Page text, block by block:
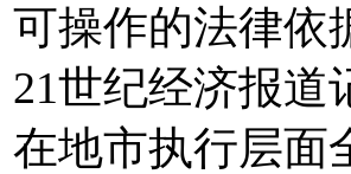
可操作的法律依
21世纪经济报道
在地市执行层面